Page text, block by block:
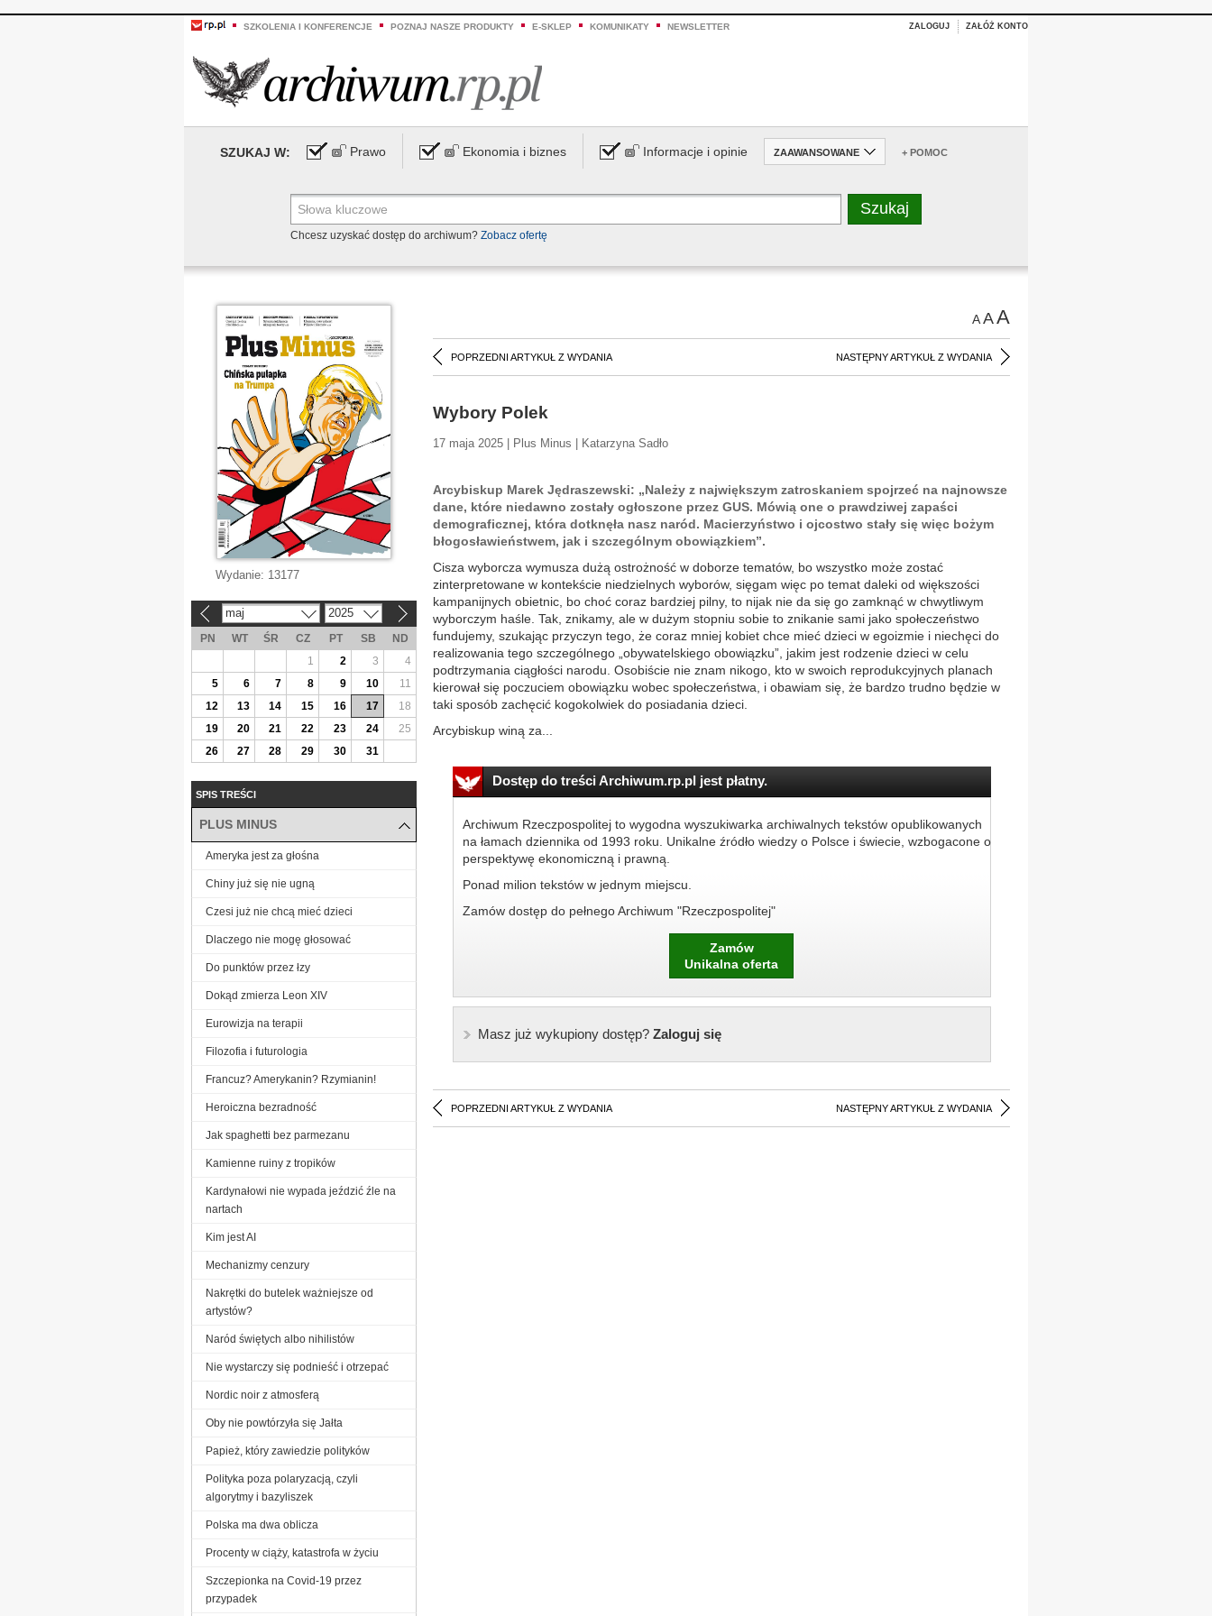
SZKOLENIA I KONFERENCJE POZNAJ NASZE PRODUKTY E-SKLEP KOMUNIKATY NEWSLETTER ZALOGUJ ZAŁÓŻ KONTO
SZUKAJ W: Prawo Ekonomia i biznes Informacje i opinie ZAAWANSOWANE + POMOC
Chcesz uzyskać dostęp do archiwum? Zobacz ofertę
AAA
POPRZEDNI ARTYKUŁ Z WYDANIA NASTĘPNY ARTYKUŁ Z WYDANIA
Wybory Polek
17 maja 2025 | Plus Minus | Katarzyna Sadło
Arcybiskup Marek Jędraszewski: „Należy z największym zatroskaniem spojrzeć na najnowsze
dane, które niedawno zostały ogłoszone przez GUS. Mówią one o prawdziwej zapaści
demograficznej, która dotknęła nasz naród. Macierzyństwo i ojcostwo stały się więc bożym
błogosławieństwem, jak i szczególnym obowiązkiem”.
Cisza wyborcza wymusza dużą ostrożność w doborze tematów, bo wszystko może zostać
zinterpretowane w kontekście niedzielnych wyborów, sięgam więc po temat daleki od większości
kampanijnych obietnic, bo choć coraz bardziej pilny, to nijak nie da się go zamknąć w chwytliwym
wyborczym haśle. Tak, znikamy, ale w dużym stopniu sobie to znikanie sami jako społeczeństwo
fundujemy, szukając przyczyn tego, że coraz mniej kobiet chce mieć dzieci w egoizmie i niechęci do
realizowania tego szczególnego „obywatelskiego obowiązku”, jakim jest rodzenie dzieci w celu
podtrzymania ciągłości narodu. Osobiście nie znam nikogo, kto w swoich reprodukcyjnych planach
kierował się poczuciem obowiązku wobec społeczeństwa, i obawiam się, że bardzo trudno będzie w
taki sposób zachęcić kogokolwiek do posiadania dzieci.
Arcybiskup winą za...
Dostęp do treści Archiwum.rp.pl jest płatny.
Archiwum Rzeczpospolitej to wygodna wyszukiwarka archiwalnych tekstów opublikowanych
na łamach dziennika od 1993 roku. Unikalne źródło wiedzy o Polsce i świecie, wzbogacone o
perspektywę ekonomiczną i prawną.
Ponad milion tekstów w jednym miejscu.
Zamów dostęp do pełnego Archiwum "Rzeczpospolitej"
Zamów
Unikalna oferta
Masz już wykupiony dostęp?Zaloguj się
POPRZEDNI ARTYKUŁ Z WYDANIA NASTĘPNY ARTYKUŁ Z WYDANIA
Wydanie: 13177
maj 2025
PN WT ŚR CZ PT SB
ND
1
2 3
4
5
6 7 8 9 10
11
12
13 14 15 16 17
18
19
20 21 22 23 24
25
26
27 28 29 30 31
SPIS TREŚCI
PLUS MINUS
Ameryka jest za głośna
Chiny już się nie ugną
Czesi już nie chcą mieć dzieci
Dlaczego nie mogę głosować
Do punktów przez łzy
Dokąd zmierza Leon XIV
Eurowizja na terapii
Filozofia i futurologia
Francuz? Amerykanin? Rzymianin!
Heroiczna bezradność
Jak spaghetti bez parmezanu
Kamienne ruiny z tropików
Kardynałowi nie wypada jeździć źle na
nartach
Kim jest AI
Mechanizmy cenzury
Nakrętki do butelek ważniejsze od
artystów?
Naród świętych albo nihilistów
Nie wystarczy się podnieść i otrzepać
Nordic noir z atmosferą
Oby nie powtórzyła się Jałta
Papież, który zawiedzie polityków
Polityka poza polaryzacją, czyli
algorytmy i bazyliszek
Polska ma dwa oblicza
Procenty w ciąży, katastrofa w życiu
Szczepionka na Covid-19 przez
przypadek